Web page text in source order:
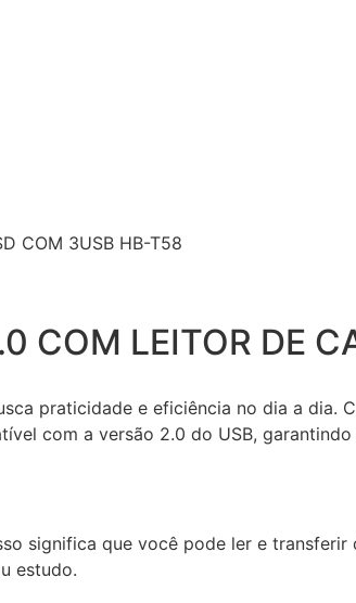
COM 3USB HB-T58
COM LEITOR DE
praticidade e eficiência no dia a dia.
com a versão 2.0 do USB,
significa que você pode ler e
estudo.